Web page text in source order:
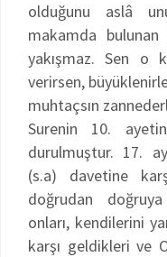
olduğunu aslâ
makamda
yakışmaz. Sen o
verirsen,
muhtaçsın
Surenin 10.
durulmuştur. 17.
(s.a) davetine
doğrudan
onları, kendilerini
karşı geldikleri ve